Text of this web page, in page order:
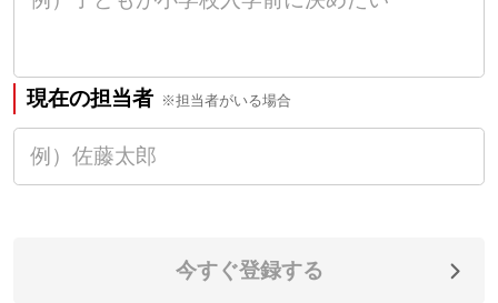
現在の担当者 ※担当者がいる場合
今すぐ登録する